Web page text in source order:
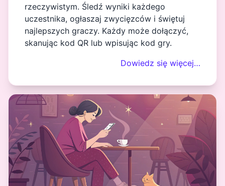
rzeczywistym. Śledź wyniki każdego
uczestnika, ogłaszaj zwycięzców i świętuj
najlepszych graczy. Każdy może dołączyć,
skanując kod QR lub wpisując kod gry.
Dowiedz się więcej…